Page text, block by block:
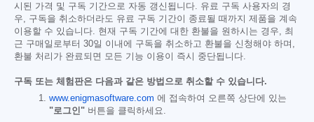
시된 가격 및 구독 기간으로 자동 갱신됩니다. 유료 구독 사용자의 경
우, 구독을 취소하더라도 유료 구독 기간이 종료될 때까지 제품을 계속
이용할 수 있습니다. 현재 구독 기간에 대한 환불을 원하시는 경우, 최
근 구매일로부터 30일 이내에 구독을 취소하고 환불을 신청해야 하며,
환불 처리가 완료되면 모든 기능 이용이 즉시 중단됩니다.
구독 또는 체험판은 다음과 같은 방법으로 취소할 수 있습니다.
www.enigmasoftware.com 에 접속하여 오른쪽 상단에 있는
"로그인" 버튼을 클릭하세요.